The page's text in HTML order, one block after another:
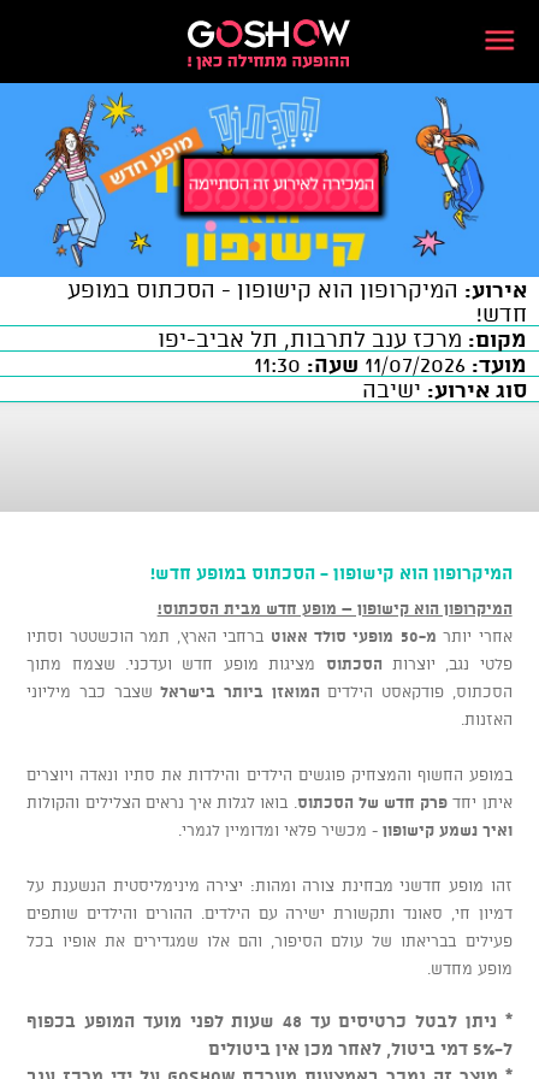
אירוע: המיקרופון הוא קישופון - הסכתוס במופע
חדש!
מקום: מרכז ענב לתרבות, תל אביב-יפו
מועד:
שעה:
סוג אירוע: ישיבה
המיקרופון הוא קישופון - הסכתוס במופע חדש!
המיקרופון הוא קישופון – מופע חדש מבית הסכתוס!
אחרי יותרמ-50 מופעי סולד אאוט
ברחבי הארץ, תמר הוכשטטר וסתיו
פלטי נגב, יוצרות הסכתוס מציגות מופע חדש ועדכני. שצמח מתוך
הסכתוס, פודקאסט הילדים המואזן ביותר בישראלשצבר כבר מיליוני
האזנות.
במופע החשוף והמצחיק פוגשים הילדים והילדות את סתיו ונאדה ויוצרים
איתן יחד פרק חדש של הסכתוס . בואו לגלות איך נראים הצלילים והקולות
ואיך נשמע קישופון - מכשיר פלאי ומדומיין לגמרי.
זהו מופע חדשני מבחינת צורה ומהות: יצירה מינימליסטית הנשענת על
דמיון חי, סאונד ותקשורת ישירה עם הילדים. ההורים והילדים שותפים
פעילים בבריאתו של עולם הסיפור, והם אלו שמגדירים את אופיו בכל
מופע מחדש.
* ניתן לבטל כרטיסים עד 48 שעות לפני מועד המופע בכפוף
ל-5% דמי ביטול, לאחר מכן אין ביטולים